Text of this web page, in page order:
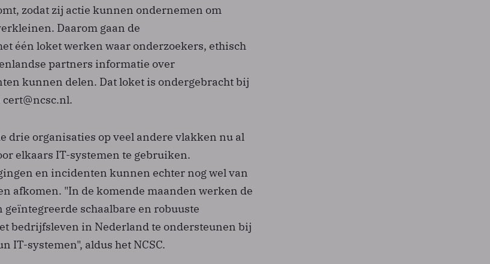
zodat zij actie kunnen ondernemen om
Daarom gaan de
één loket werken waar onderzoekers, ethisch
partners informatie over
kunnen delen. Dat loket is ondergebracht bij
drie organisaties op veel andere vlakken nu al
elkaars IT-systemen te gebruiken.
en incidenten kunnen echter nog wel van
afkomen. "In de komende maanden werken de
schaalbare en robuuste
bedrijfsleven in Nederland te ondersteunen bij
IT-systemen", aldus het NCSC.